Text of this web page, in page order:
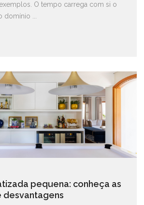
O tempo carrega com si o
...
pequena: conheça as
desvantagens